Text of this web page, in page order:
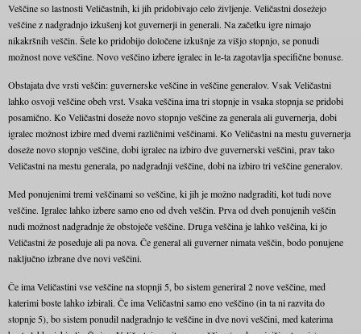
Veščine so lastnosti Veličastnih, ki jih pridobivajo celo življenje. Veličastni dosežejo
veščine z nadgradnjo izkušenj kot guvernerji in generali. Na začetku igre nimajo
nikakršnih veščin. Šele ko pridobijo določene izkušnje za višjo stopnjo, se ponudi
možnost nove veščine. Novo veščino izbere igralec in le-ta zagotavlja specifične bonuse.
Obstajata dve vrsti veščin: guvernerske veščine in veščine generalov. Vsak Veličastni
lahko osvoji veščine obeh vrst. Vsaka veščina ima tri stopnje in vsaka stopnja se pridobi
posamično. Ko Veličastni doseže novo stopnjo veščine za generala ali guvernerja, dobi
igralec možnost izbire med dvemi različnimi veščinami. Ko Veličastni na mestu guvernerja
doseže novo stopnjo veščine, dobi igralec na izbiro dve guvernerski veščini, prav tako
Veličastni na mestu generala, po nadgradnji veščine, dobi na izbiro tri veščine generalov.
Med ponujenimi tremi veščinami so veščine, ki jih je možno nadgraditi, kot tudi nove
veščine. Igralec lahko izbere samo eno od dveh veščin. Prva od dveh ponujenih veščin
nudi možnost nadgradnje že obstoječe veščine. Druga veščina je lahko veščina, ki jo
Veličastni že poseduje ali pa nova. Če general ali guverner nimata veščin, bodo ponujene
naključno izbrane dve novi veščini.
Če ima Veličastini vse veščine na stopnji 5, bo sistem generiral 2 nove veščine, med
katerimi boste lahko izbirali. Če ima Veličastni samo eno veščino (in ta ni razvita do
stopnje 5), bo sistem ponudil nadgradnjo te veščine in dve novi veščini, med katerima